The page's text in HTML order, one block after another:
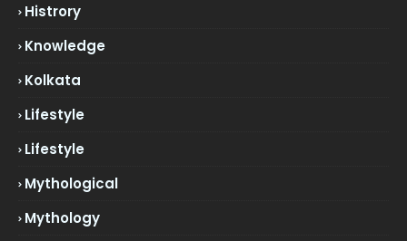
Histrory
Knowledge
Kolkata
Lifestyle
Lifestyle
Mythological
Mythology